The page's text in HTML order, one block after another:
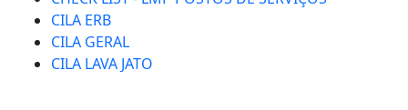
CILA ERB
CILA GERAL
CILA LAVA JATO